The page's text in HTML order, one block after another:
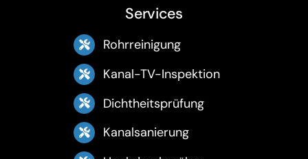
Services
Rohrreinigung
Kanal-TV-Inspektion
Dichtheitsprüfung
Kanalsanierung